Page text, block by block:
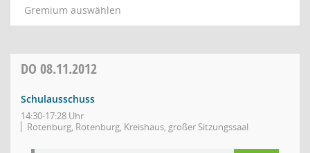
Gremium auswählen
DO 08.11.2012
Schulausschuss
14:30-17:28 Uhr
Rotenburg, Rotenburg, Kreishaus, großer Sitzungssaal